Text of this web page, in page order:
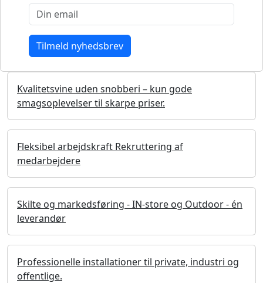
Kvalitetsvine uden snobberi – kun gode
smagsoplevelser til skarpe priser.
Fleksibel arbejdskraft Rekruttering af
medarbejdere
Skilte og markedsføring - IN-store og Outdoor - én
leverandør
Professionelle installationer til private, industri og
offentlige.